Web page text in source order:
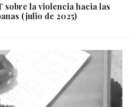
sobre la violencia hacia las
(julio de 2025)